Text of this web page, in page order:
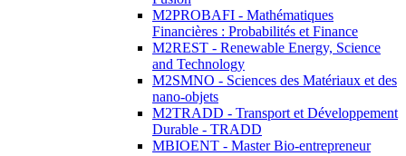
M2PROBAFI - Mathématiques
Financières : Probabilités et Finance
M2REST - Renewable Energy, Science
and Technology
M2SMNO - Sciences des Matériaux et des
nano-objets
M2TRADD - Transport et Développement
Durable - TRADD
MBIOENT - Master Bio-entrepreneur